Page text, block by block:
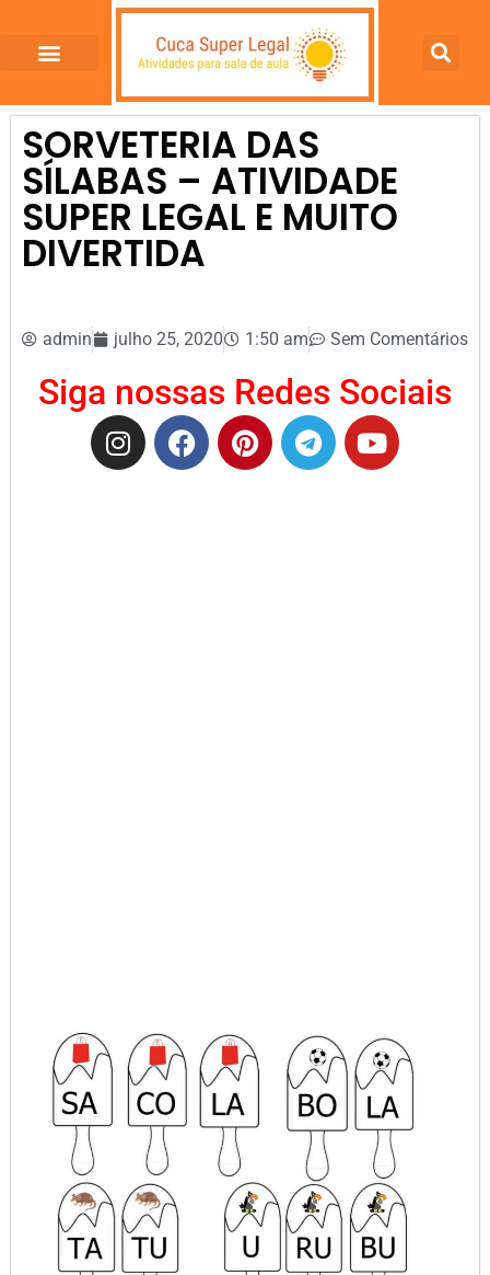
SORVETERIA DAS
SÍLABAS – ATIVIDADE
SUPER LEGAL E MUITO
DIVERTIDA
admin julho 25, 2020 1:50 am Sem Comentários
Siga nossas Redes Sociais